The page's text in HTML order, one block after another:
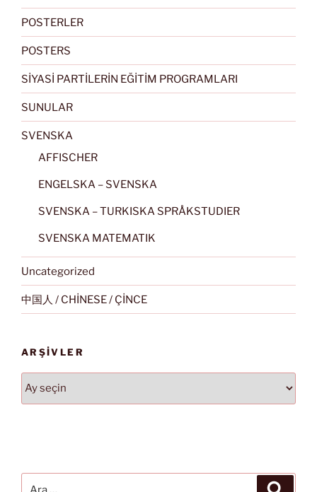
POSTERLER
POSTERS
SİYASİ PARTİLERİN EĞİTİM PROGRAMLARI
SUNULAR
SVENSKA
AFFISCHER
ENGELSKA – SVENSKA
SVENSKA – TURKISKA SPRÅKSTUDIER
SVENSKA MATEMATIK
Uncategorized
中国人 / CHİNESE / ÇİNCE
ARŞIVLER
Arşivler